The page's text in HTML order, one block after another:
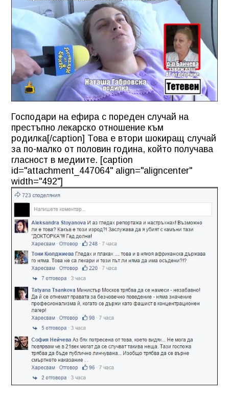
Господари на ефира с пореден случай на
престъпно лекарско отношение към
родилка[/caption] Това е втори шокиращ случай
за по-малко от половин година, който получава
гласност в медиите. [caption
id="attachment_447064" align="aligncenter"
width="492"]